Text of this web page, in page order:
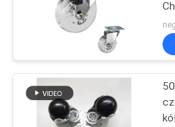
O
WYCENĘ
Kółka